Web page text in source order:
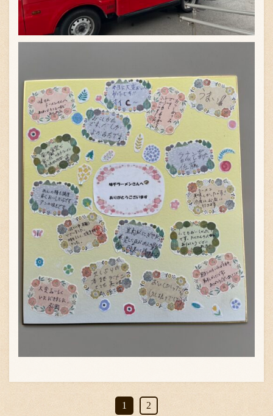
1 2